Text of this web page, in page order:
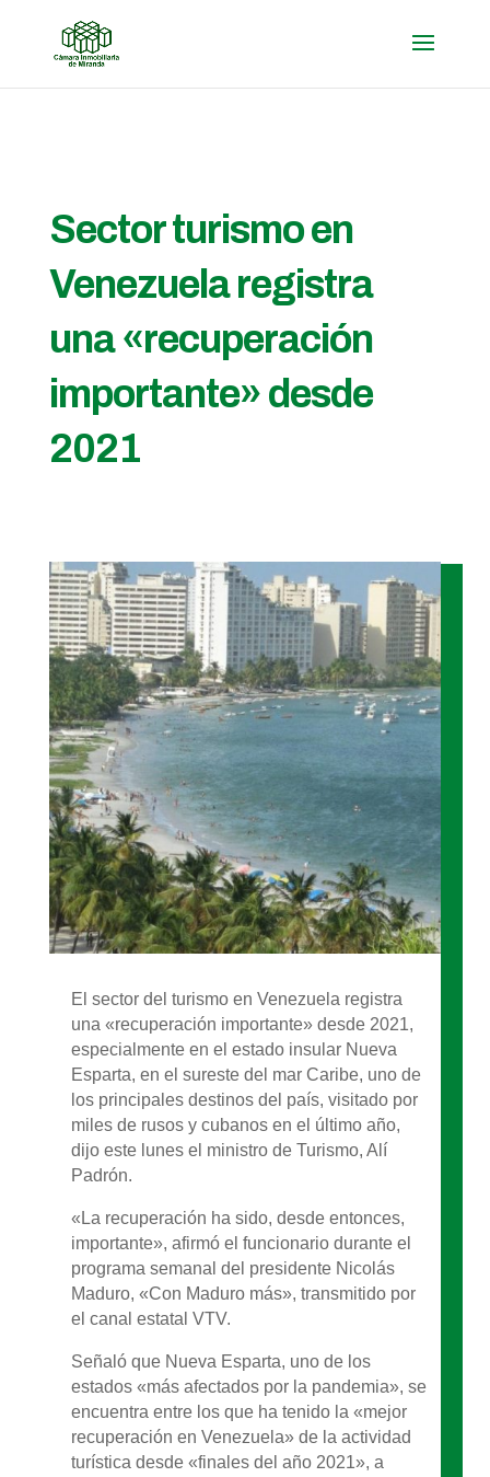
Sector turismo en
Venezuela registra
una «recuperación
importante» desde
2021
El sector del turismo en Venezuela registra
una «recuperación importante» desde 2021,
especialmente en el estado insular Nueva
Esparta, en el sureste del mar Caribe, uno de
los principales destinos del país, visitado por
miles de rusos y cubanos en el último año,
dijo este lunes el ministro de Turismo, Alí
Padrón.
«La recuperación ha sido, desde entonces,
importante», afirmó el funcionario durante el
programa semanal del presidente Nicolás
Maduro, «Con Maduro más», transmitido por
el canal estatal VTV.
Señaló que Nueva Esparta, uno de los
estados «más afectados por la pandemia», se
encuentra entre los que ha tenido la «mejor
recuperación en Venezuela» de la actividad
turística desde «finales del año 2021», a